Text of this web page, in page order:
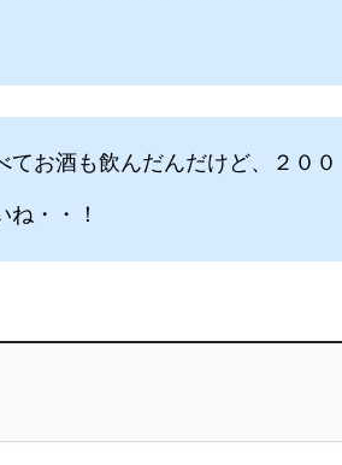
お酒も飲んだんだけど、２００
・・！